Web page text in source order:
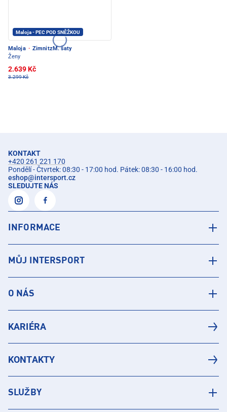
Maloja - PEC POD SNĚŽKOU
Maloja · ZimnitzM. šaty
Ženy
2.639 Kč
3.299 Kč
KONTAKT
+420 261 221 170
Pondělí - Čtvrtek: 08:30 - 17:00 hod. Pátek: 08:30 - 16:00 hod.
eshop@intersport.cz
SLEDUJTE NÁS
INFORMACE
MŮJ INTERSPORT
O NÁS
KARIÉRA
KONTAKTY
SLUŽBY